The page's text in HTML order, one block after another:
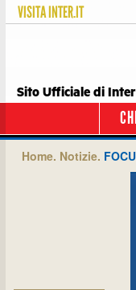
VISITAINTER.IT
Sito Ufficiale di
Home. Notizie.